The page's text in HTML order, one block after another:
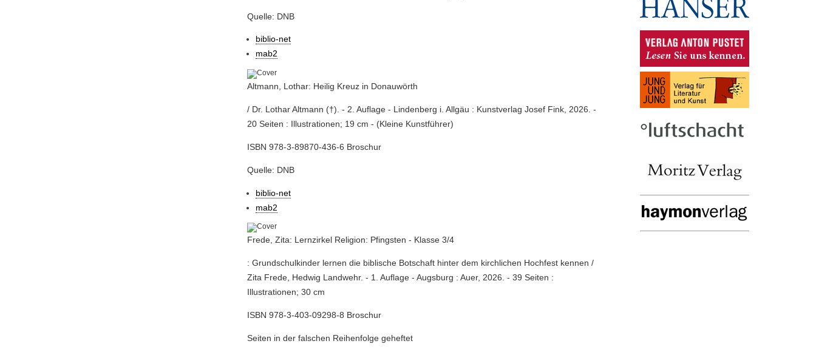
Quelle: DNB
biblio-net
mab2
Altmann, Lothar: Heilig Kreuz in Donauwörth
/ Dr. Lothar Altmann (†). - 2. Auflage - Lindenberg i. Allgäu : Kunstverlag Josef Fink, 2026. -
20 Seiten : Illustrationen; 19 cm - (Kleine Kunstführer)
ISBN 978-3-89870-436-6 Broschur
Quelle: DNB
biblio-net
mab2
Frede, Zita: Lernzirkel Religion: Pfingsten - Klasse 3/4
: Grundschulkinder lernen die biblische Botschaft hinter dem kirchlichen Hochfest kennen /
Zita Frede, Hedwig Landwehr. - 1. Auflage - Augsburg : Auer, 2026. - 39 Seiten :
Illustrationen; 30 cm
ISBN 978-3-403-09298-8 Broschur
Seiten in der falschen Reihenfolge geheftet